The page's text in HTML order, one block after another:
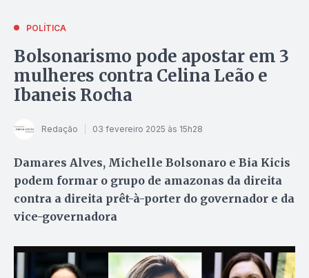
POLÍTICA
Bolsonarismo pode apostar em 3
mulheres contra Celina Leão e
Ibaneis Rocha
Redação 03 fevereiro 2025 às 15h28
Damares Alves, Michelle Bolsonaro e Bia Kicis
podem formar o grupo de amazonas da direita
contra a direita prêt-à-porter do governador e da
vice-governadora